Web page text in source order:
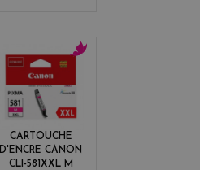
CARTOUCHE
D'ENCRE CANON
CLI-581XXL M
a
e
n
t
a